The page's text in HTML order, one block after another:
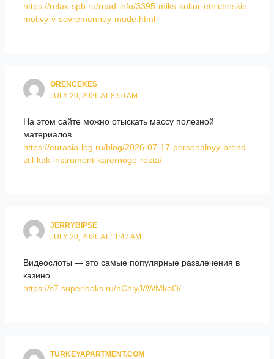
https://relax-spb.ru/read-info/3395-miks-kultur-etnicheskie-
motivy-v-sovremennoy-mode.html
ORENCEKES
JULY 20, 2026 AT 8:50 AM
На этом сайте можно отыскать массу полезной
материалов.
https://eurasia-log.ru/blog/2026-07-17-personalnyy-brend-
stil-kak-instrument-karernogo-rosta/
JERRYBIPSE
JULY 20, 2026 AT 11:47 AM
Видеослоты — это самые популярные развлечения в
казино.
https://s7.superlooks.ru/nChlyJAWMkoO/
TURKEYAPARTMENT.COM